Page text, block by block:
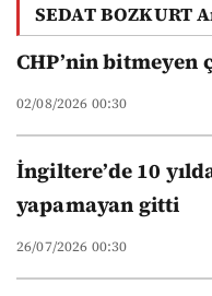
yeni düzeni
SEDAT BOZKURT
CHP’nin bitmeyen
02/08/2026 00:30
İngiltere’de 10
yapamayan gitti
26/07/2026 00:30